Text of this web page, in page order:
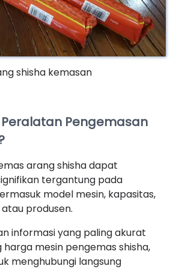
shisha kemasan
Pengemasan
arang shisha dapat
tergantung pada
model mesin, kapasitas,
produsen.
informasi yang paling akurat
mesin pengemas shisha,
menghubungi langsung